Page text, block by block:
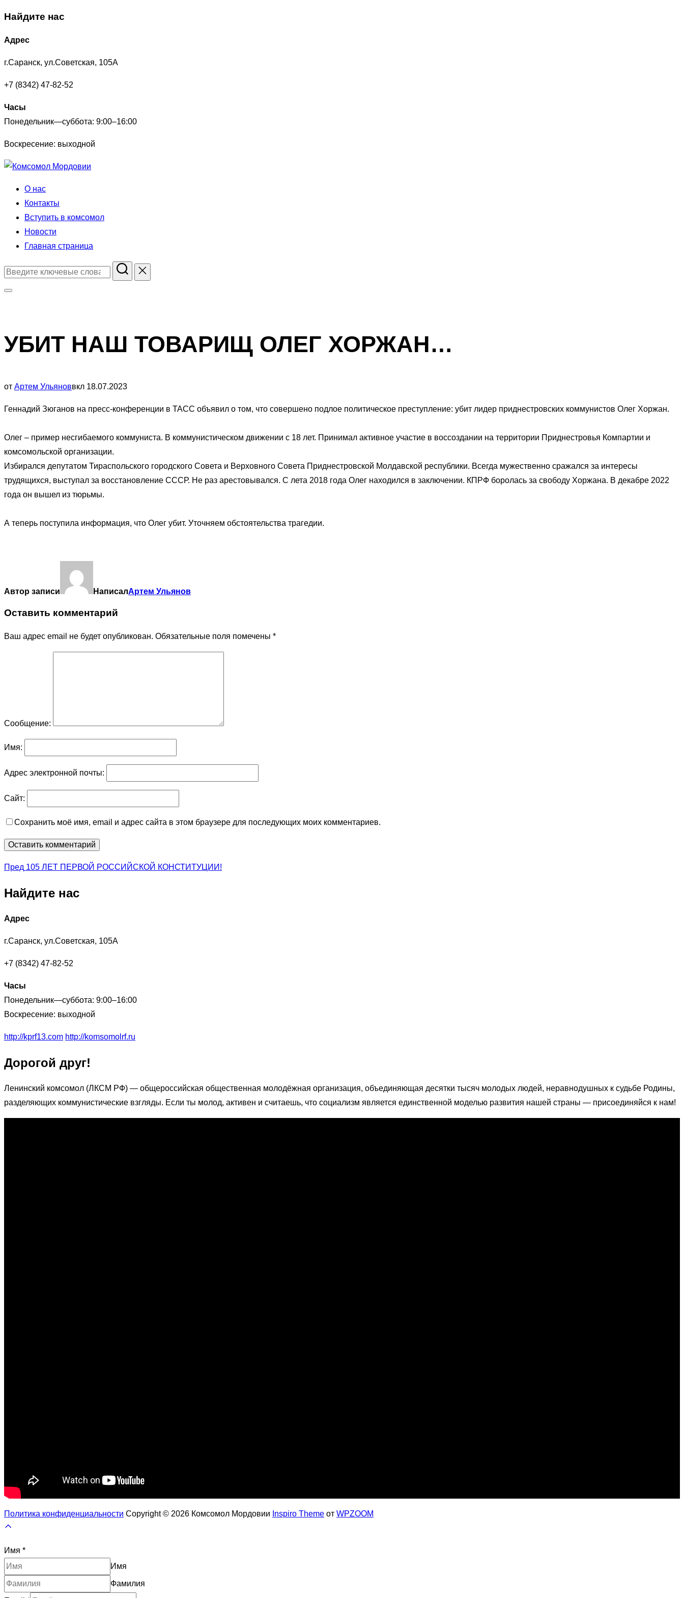
Найдите нас
Адрес
г.Саранск, ул.Советская, 105А
+7 (8342) 47-82-52
Часы
Понедельник—суббота: 9:00–16:00
Воскресение: выходной
Перейти
содержимому
О нас
Контакты
Вступить в комсомол
Новости
Главная страница
Поиск
и
навигацию
УБИТ НАШ ТОВАРИЩ ОЛЕГ ХОРЖАН…
от Артем Ульяноввкл Опубликовано
18.07.2023
Геннадий Зюганов на пресс-конференции в ТАСС объявил о том, что совершено подлое политическое преступление: убит лидер приднестровских коммунистов Олег Хоржан.
Олег – пример несгибаемого коммуниста. В коммунистическом движении с 18 лет. Принимал активное участие в воссоздании на территории Приднестровья Компартии и
комсомольской организации.
Избирался депутатом Тираспольского городского Совета и Верховного Совета Приднестровской Молдавской республики. Всегда мужественно сражался за интересы
трудящихся, выступал за восстановление СССР. Не раз арестовывался. С лета 2018 года Олег находился в заключении. КПРФ боролась за свободу Хоржана. В декабре 2022
года он вышел из тюрьмы.
А теперь поступила информация, что Олег убит. Уточняем обстоятельства трагедии.
Автор записи НаписалАртем Ульянов
Оставить комментарий
Ваш адрес email не будет опубликован. Обязательные поля помечены *
Сообщение:
Имя:
Адрес электронной почты:
Сайт:
Сохранить моё имя, email и адрес сайта в этом браузере для последующих моих комментариев.
Навигация
записям
Пред
Пред 105 ЛЕТ ПЕРВОЙ РОССИЙСКОЙ КОНСТИТУЦИИ!
Найдите нас
Адрес
г.Саранск, ул.Советская, 105А
+7 (8342) 47-82-52
Часы
Понедельник—суббота: 9:00–16:00
Воскресение: выходной
http://kprf13.com http://komsomolrf.ru
Дорогой друг!
Ленинский комсомол (ЛКСМ РФ) — общероссийская общественная молодёжная организация, объединяющая десятки тысяч молодых людей, неравнодушных к судьбе Родины,
разделяющих коммунистические взгляды. Если ты молод, активен и считаешь, что социализм является единственной моделью развития нашей страны — присоединяйся к нам!
Политика конфиденциальности Copyright © 2026 Комсомол Мордовии Inspiro Theme от WPZOOM
Имя *
Имя
Фамилия